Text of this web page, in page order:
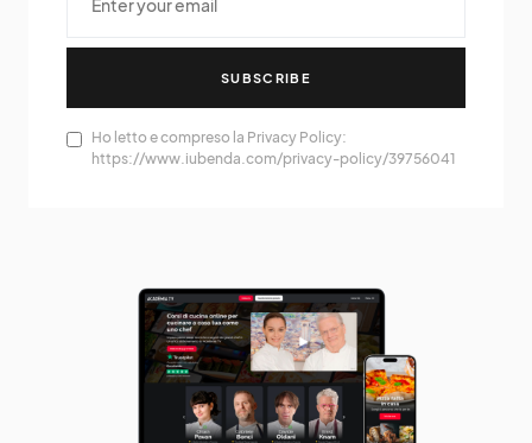
SUBSCRIBE
Ho letto e compreso la Privacy Policy:
https://www.iubenda.com/privacy-policy/39756041